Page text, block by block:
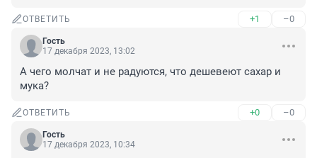
ОТВЕТИТЬ +1 –0
Гость
17 декабря 2023, 13:02
А чего молчат и не радуются, что дешевеют сахар и
мука?
ОТВЕТИТЬ +0 –0
Гость
17 декабря 2023, 10:34